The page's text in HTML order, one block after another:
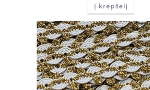
Į krepšelį